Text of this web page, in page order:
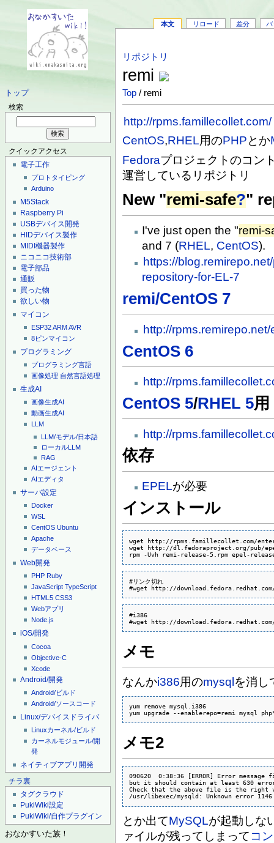
トップ
検索
クイックアクセス
電子工作
プロトタイピング
Arduino
M5Stack
Raspberry Pi
USBデバイス開発
HIDデバイス製作
MIDI機器製作
ニコニコ技術部
電子部品
通販
買った物
欲しい物
マイコン
ESP32ARMAVR
8ピンマイコン
プログラミング
プログラミング言語
画像処理 自然言語処理
生成AI
画像生成AI
動画生成AI
LLM
LLM/モデル/日本語
ローカルLLM
RAG
AIエージェント
AIエディタ
サーバ設定
Docker
WSL
CentOS Ubuntu
Apache
データベース
Web開発
PHP Ruby
JavaScript TypeScript
HTML5 CSS3
Webアプリ
Node.js
iOS/開発
Cocoa
Objective-C
Xcode
Android/開発
Android/ビルド
Android/ソースコード
Linux/デバイスドライバ
Linuxカーネル/ビルド
カーネルモジュール/開
発
ネイティブアプリ開発
チラ裏
タグクラウド
PukiWiki設定
PukiWiki/自作プラグイン
おなかすいた族！
本文 リロード 差分 バ
リポジトリ
remi
Top / remi
http://rpms.famillecollet.com/
CentOS,RHEL用のPHPとか
Fedoraプロジェクトのコン
運営しているリポジトリ
New "remi-safe?"
I've just open the "remi-
and 7 (RHEL, CentOS).
https://
repository-for-EL-7
remi/CentOS 7
http://
CentOS 6
http://
CentOS 5/RHEL 5用
http://
依存
EPELが必要
インストール
wget http://rpms.famillecollet.com/
wget http://dl.fedoraproject.org/pub/
#リンク切れ
#wget http://
#i386
#wget http://
メモ
なんかi386用のmysql を消し
yum remove mysql.i386
yum upgrade --enablerepo=remi mysql
メモ2
090620  0:38:36 [ERROR] Error
but it should contain at least 630 error
Check that the above file is the right
/usr/libexec/mysqld: Unknown error 1146
とか出てMySQLが起動しな
ァイルが残ってしまって コ